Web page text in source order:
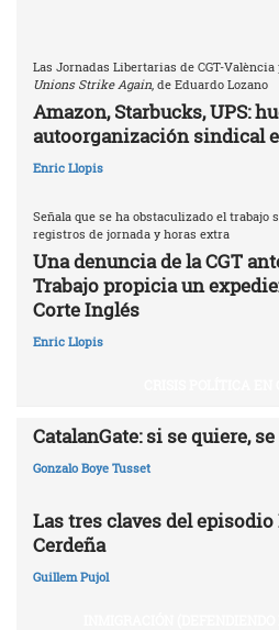
Las Jornadas Libertarias de CGT-
Unions Strike Again , de Eduardo Lozano
Amazon, Starbucks, UPS:
autoorganización sindical
Enric Llopis
Señala que se ha obstaculizado el
registros de jornada y horas extra
Una denuncia de la CGT
Trabajo propicia un
Corte Inglés
Enric Llopis
CatalanGate: si se quiere,
Gonzalo Boye Tusset
Las tres claves del
Cerdeña
Guillem Pujol